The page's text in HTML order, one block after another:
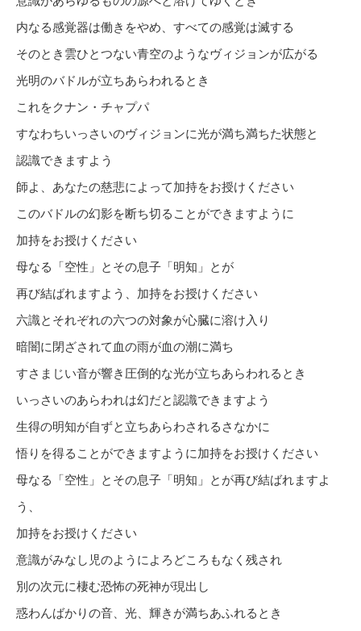
内なる感覚器は働きをやめ、すべての感覚は滅する
そのとき雲ひとつない青空のようなヴィジョンが広がる
光明のバドルが立ちあらわれるとき
これをクナン・チャプパ
すなわちいっさいのヴィジョンに光が満ち満ちた状態と
認識できますよう
師よ、あなたの慈悲によって加持をお授けください
このバドルの幻影を断ち切ることができますように
加持をお授けください
母なる「空性」とその息子「明知」とが
再び結ばれますよう、加持をお授けください
六識とそれぞれの六つの対象が心臓に溶け入り
暗闇に閉ざされて血の雨が血の潮に満ち
すさまじい音が響き圧倒的な光が立ちあらわれるとき
いっさいのあらわれは幻だと認識できますよう
生得の明知が自ずと立ちあらわされるさなかに
悟りを得ることができますように加持をお授けください
母なる「空性」とその息子「明知」とが再び結ばれますよ
う、
加持をお授けください
意識がみなし児のようによろどころもなく残され
別の次元に棲む恐怖の死神が現出し
惑わんばかりの音、光、輝きが満ちあふれるとき